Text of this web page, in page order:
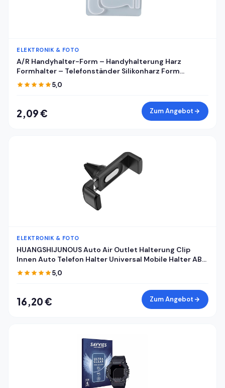
ELEKTRONIK & FOTO
A/R Handyhalter-Form – Handyhalterung Harz
Formhalter – Telefonständer Silikonharz Form
Handyhalter Form Handyhalterung Form
Handyhalterung Form Epoxidharz Gießform für DIY
5,0
2,09 € Zum Angebot
ELEKTRONIK & FOTO
HUANGSHIJUNOUS Auto Air Outlet Halterung Clip
Innen Auto Telefon Halter Universal Mobile Halter ABS
Auto Halterung Telefon Unterstützung Handy Halter
5,0
16,20 € Zum Angebot